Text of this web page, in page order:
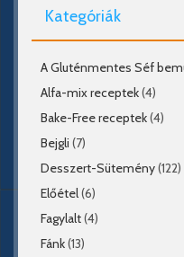
Kategóriák
A Gluténmentes Séf
Alfa-mix receptek(4)
Bake-Free receptek(4)
Bejgli (7)
Desszert-Sütemény(122)
Előétel(6)
Fagylalt(4)
Fánk(13)